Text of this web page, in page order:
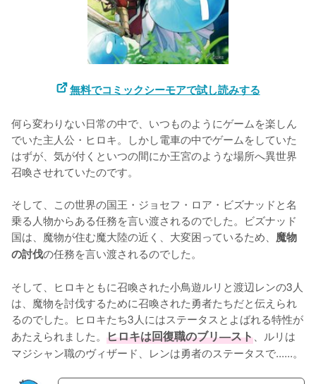
無料でコミックシーモアで試し読みする
何ら変わりない日常の中で、いつものようにゲームを楽しん
でいた主人公・ヒロキ。しかし電車の中でゲームをしていた
はずが、気が付くといつの間にか王宮のような場所へ異世界
召喚させれていたのです。
そして、この世界の国王・ジョセフ・ロア・ビズナッドと名
乗る人物からある任務を言い渡されるのでした。ビズナッド
国は、魔物が住む魔大陸の近く、大変困っているため、 魔物
の討伐の任務を言い渡されるのでした。
そして、ヒロキともに召喚された小鳥遊ルリと渡辺レンの3人
は、魔物を討伐するために召喚された勇者たちだと伝えられ
るのでした。ヒロキたち3人にはステータスとよばれる特性が
あたえられました。 ヒロキは回復職のブリ―スト 、ルリは
マジシャン職のヴィザード、レンは勇者のステータスで......。